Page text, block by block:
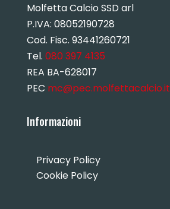
Molfetta Calcio SSD arl
P.IVA: 08052190728
Cod. Fisc. 93441260721
Tel. 080 397 4135
REA BA-628017
PEC mc@pec.molfettacalcio.it
Informazioni
Privacy Policy
Cookie Policy